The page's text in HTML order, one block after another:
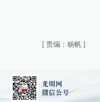
[ 责编：杨帆 ]